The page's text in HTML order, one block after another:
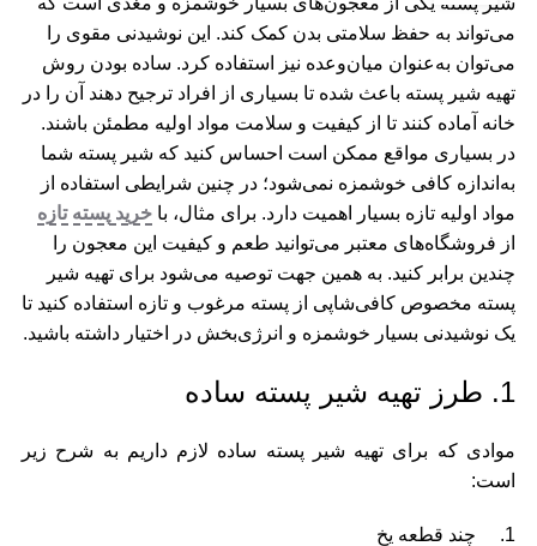
می‌تواند به حفظ سلامتی بدن کمک کند. این نوشیدنی مقوی را
می‌توان به‌عنوان میان‌وعده نیز استفاده کرد. ساده بودن روش
تهیه شیر پسته باعث شده تا بسیاری از افراد ترجیح دهند آن را در
خانه آماده کنند تا از کیفیت و سلامت مواد اولیه مطمئن باشند.
در بسیاری مواقع ممکن است احساس کنید که شیر پسته شما
به‌اندازه کافی خوشمزه نمی‌شود؛ در چنین شرایطی استفاده از
مواد اولیه تازه بسیار اهمیت دارد. برای مثال، با خرید پسته تازه
از فروشگاه‌های معتبر می‌توانید طعم و کیفیت این معجون را
چندین برابر کنید. به همین جهت توصیه می‌شود برای تهیه شیر
پسته مخصوص کافی‌شاپی از پسته مرغوب و تازه استفاده کنید تا
یک نوشیدنی بسیار خوشمزه و انرژی‌بخش در اختیار داشته باشید.
1. طرز تهیه شیر پسته ساده
موادی که برای تهیه شیر پسته ساده لازم داریم به شرح زیر
است:
1. چند قطعه یخ